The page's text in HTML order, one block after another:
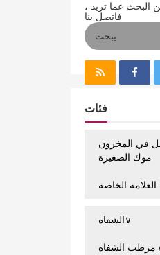
البحث عما تريد ،
فاتصل بنا
فئات
في المخزون
موك الصغيرة
الخاصة
الشفاه∨
مرطب الشفاه